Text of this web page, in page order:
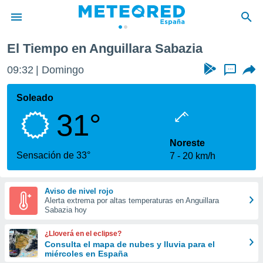
de
por
que se
calidad.
a este
las
y
forma
digital
basada
El Tiempo en Anguillara Sabazia
09:32 Domingo ...
Soleado
31°
Sensación de 33°
Noreste
7
20 km/h
Aviso de nivel rojo
Alerta extrema por altas temperaturas en Anguillara
Sabazia hoy
¿Lloverá en el eclipse?
Consulta el mapa de nubes y lluvia para el
miércoles en España